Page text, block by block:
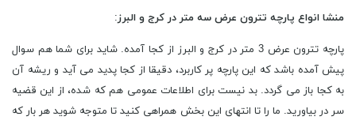
منشا انواع پارچه تترون عرض سه متر در کرج و البرز:
پارچه تترون عرض 3 متر در کرج و البرز از کجا آمده. شاید برای شما هم سوال
پیش آمده باشد که این پارچه پر کاربرد، دقیقا از کجا پدید می آید و ریشه آن
به کجا باز می گردد. بد نیست برای اطلاعات عمومی هم که شده، از این قضیه
سر در بیاورید. ما را تا انتهای این بخش همراهی کنید تا متوجه شوید هر بار که